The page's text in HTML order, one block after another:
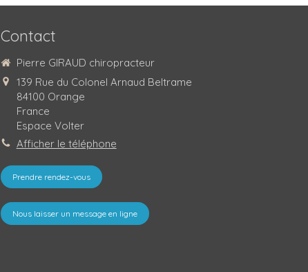
Contact
Pierre GIRAUD chiropracteur
139 Rue du Colonel Arnaud Beltrame
84100 Orange
France
Espace Volter
Afficher le téléphone
Prendre rendez-vous
Nous laisser un message en ligne